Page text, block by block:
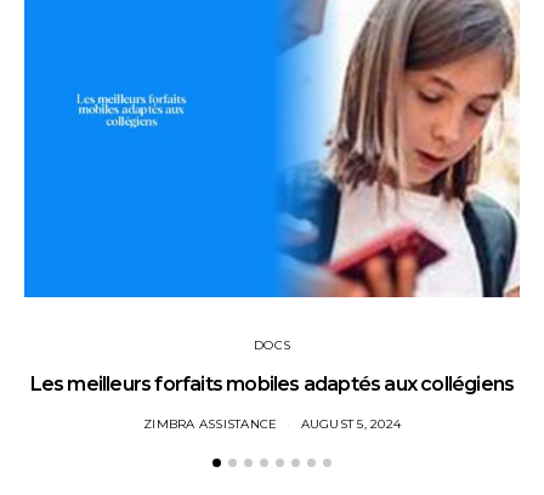
DOCS
Les meilleurs forfaits mobiles adaptés aux collégiens
ZIMBRA ASSISTANCE AUGUST 5, 2024